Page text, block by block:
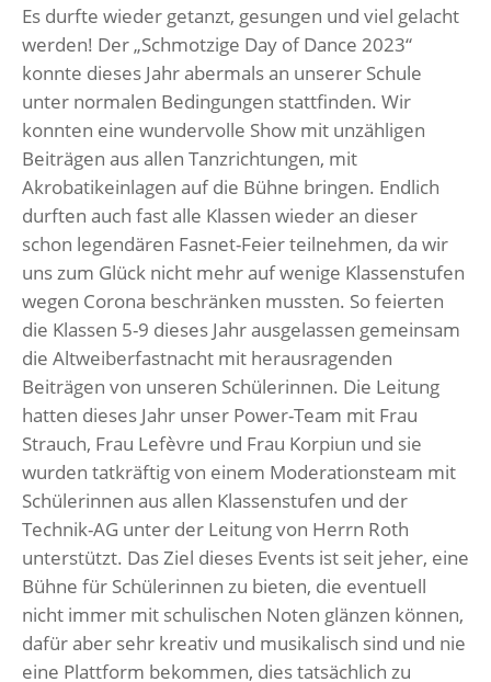
Es durfte wieder getanzt, gesungen und viel gelacht
werden! Der „Schmotzige Day of Dance 2023“
konnte dieses Jahr abermals an unserer Schule
unter normalen Bedingungen stattfinden. Wir
konnten eine wundervolle Show mit unzähligen
Beiträgen aus allen Tanzrichtungen, mit
Akrobatikeinlagen auf die Bühne bringen. Endlich
durften auch fast alle Klassen wieder an dieser
schon legendären Fasnet-Feier teilnehmen, da wir
uns zum Glück nicht mehr auf wenige Klassenstufen
wegen Corona beschränken mussten. So feierten
die Klassen 5-9 dieses Jahr ausgelassen gemeinsam
die Altweiberfastnacht mit herausragenden
Beiträgen von unseren Schülerinnen. Die Leitung
hatten dieses Jahr unser Power-Team mit Frau
Strauch, Frau Lefèvre und Frau Korpiun und sie
wurden tatkräftig von einem Moderationsteam mit
Schülerinnen aus allen Klassenstufen und der
Technik-AG unter der Leitung von Herrn Roth
unterstützt. Das Ziel dieses Events ist seit jeher, eine
Bühne für Schülerinnen zu bieten, die eventuell
nicht immer mit schulischen Noten glänzen können,
dafür aber sehr kreativ und musikalisch sind und nie
eine Plattform bekommen, dies tatsächlich zu